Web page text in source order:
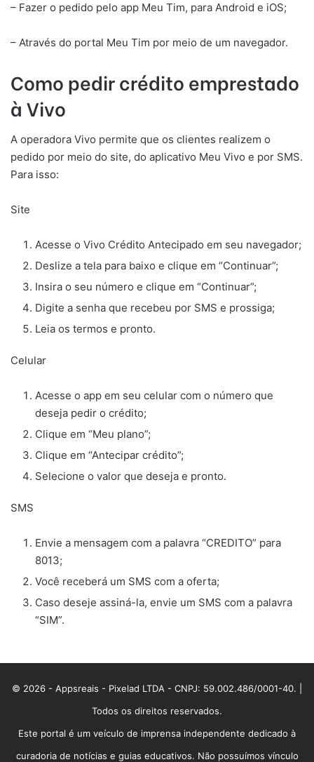
– Fazer o pedido pelo app Meu Tim, para Android e iOS;
– Através do portal Meu Tim por meio de um navegador.
Como pedir crédito emprestado
à Vivo
A operadora Vivo permite que os clientes realizem o
pedido por meio do site, do aplicativo Meu Vivo e por SMS.
Para isso:
Site
Acesse o Vivo Crédito Antecipado em seu navegador;
Deslize a tela para baixo e clique em “Continuar”;
Insira o seu número e clique em “Continuar”;
Digite a senha que recebeu por SMS e prossiga;
Leia os termos e pronto.
Celular
Acesse o app em seu celular com o número que
deseja pedir o crédito;
Clique em “Meu plano”;
Clique em “Antecipar crédito”;
Selecione o valor que deseja e pronto.
SMS
Envie a mensagem com a palavra “CREDITO” para
8013;
Você receberá um SMS com a oferta;
Caso deseje assiná-la, envie um SMS com a palavra
“SIM”.
© 2026 - Appsreais - Pixelad LTDA - CNPJ: 59.002.486/0001-40. |
Todos os direitos reservados.
Este portal é um veículo de imprensa independente dedicado à
curadoria de notícias e guias educativos. Não possuímos vínculo